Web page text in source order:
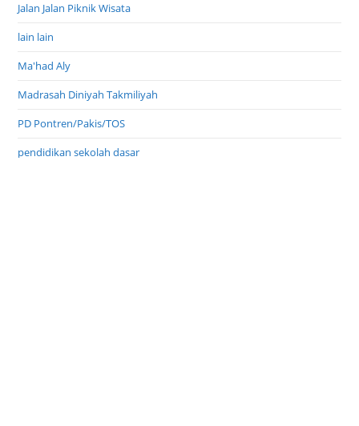
Jalan Jalan Piknik Wisata
lain lain
Ma'had Aly
Madrasah Diniyah Takmiliyah
PD Pontren/Pakis/TOS
pendidikan sekolah dasar